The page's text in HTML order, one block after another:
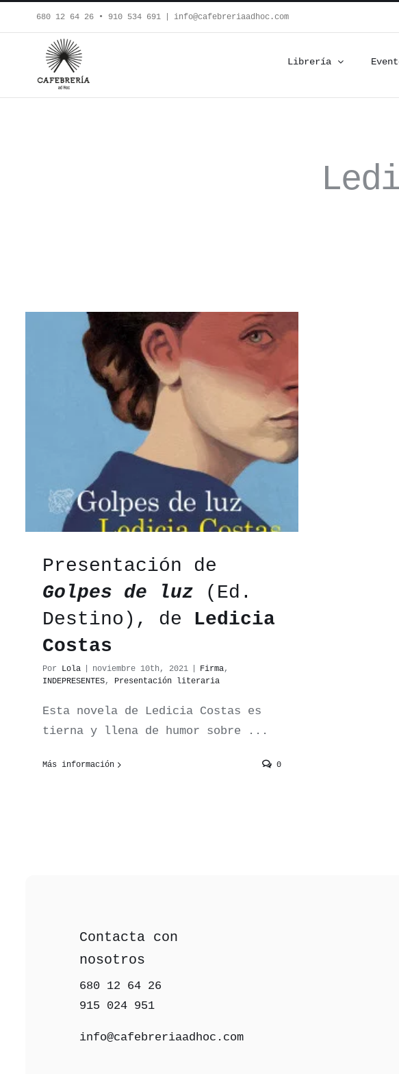
al
contenido
680 12 64 26‬ • 910 534 691 info@cafebreriaadhoc.com
Librería
Presentación de
Golpes de luz (Ed.
Destino), de Ledicia
Costas
Por Lola noviembre 10th, 2021 Firma,
INDEPRESENTES, Presentación literaria
Esta novela de Ledicia Costas es
tierna y llena de humor sobre ...
Más información 0
Contacta con
nosotros
680 12 64 26‬
915 024 951‬
info@cafebreriaadhoc.com